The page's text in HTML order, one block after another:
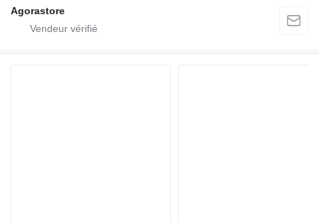
Agorastore